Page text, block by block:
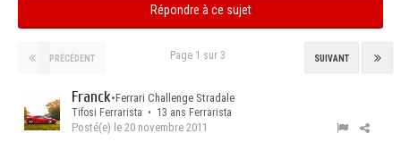
Répondre à ce sujet
PRÉCÉDENT SUIVANT
Page 1 sur 3
Franck•Ferrari Challenge Stradale
Tifosi Ferrarista • 13 ans Ferrarista
Posté(e) le 20 novembre 2011